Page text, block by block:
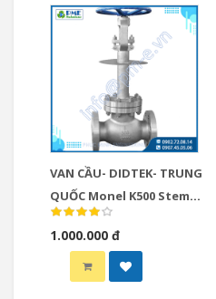
VAN CẦU- DIDTEK- TRUNG
QUỐC Monel K500 Stem
Alunimion Bronze Angel
Globe Valve
1.000.000 đ